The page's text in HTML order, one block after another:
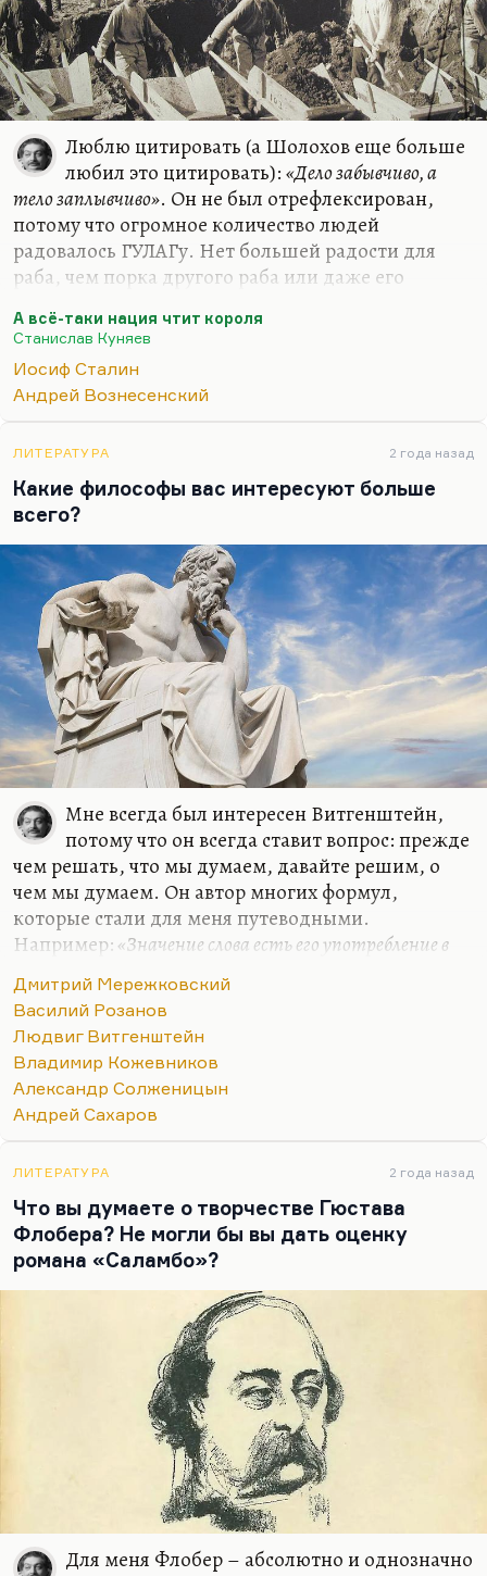
Люблю цитировать (а Шолохов еще больше
любил это цитировать):«Дело забывчиво, а
тело заплывчиво». Он не был отрефлексирован,
потому что огромное количество людей
радовалось ГУЛАГу. Нет большей радости для
раба, чем порка другого раба или даже его
Слепакова в поэме «Гамлет, император
всероссийский» (это поэма о Павле Первом,
определение Герцена, вынесенное ею в заглавие):
отнята у одного, она милей становится другому»
действительно так. И для раба нет больше
радости, чем ссылка, тюрьма или казнь другого
раба, а иногда – надсмотрщика. Об этом тоже
позаботились. Иными…
А всё-таки нация чтит короля
Станислав Куняев
Иосиф Сталин
Андрей Вознесенский
ЛИТЕРАТУРА 2 года назад
Какие философы вас интересуют больше
всего?
Мне всегда был интересен Витгенштейн,
потому что он всегда ставит вопрос: прежде
чем решать, что мы думаем, давайте решим, о
чем мы думаем. Он автор многих формул,
которые стали для меня путеводными.
Например:«Значение слова есть его употребление в
важного самого в привычку уходят, ветшают, как
платья». Очень многие слова утратили смысл.
Витгенштейн их пытается отмыть, по-
самойловски:«Их протирают, как стекло, и в этом
наше ремесло».
Кожев (он же Кожевников). Интересен главным
образом потому, что он первым поставил вопрос,
а не была ли вся репрессивная система…
Дмитрий Мережковский
Василий Розанов
Людвиг Витгенштейн
Владимир Кожевников
Александр Солженицын
Андрей Сахаров
ЛИТЕРАТУРА 2 года назад
Что вы думаете о творчестве Гюстава
Флобера? Не могли бы вы дать оценку
романа «Саламбо»?
Для меня Флобер – абсолютно и однозначно